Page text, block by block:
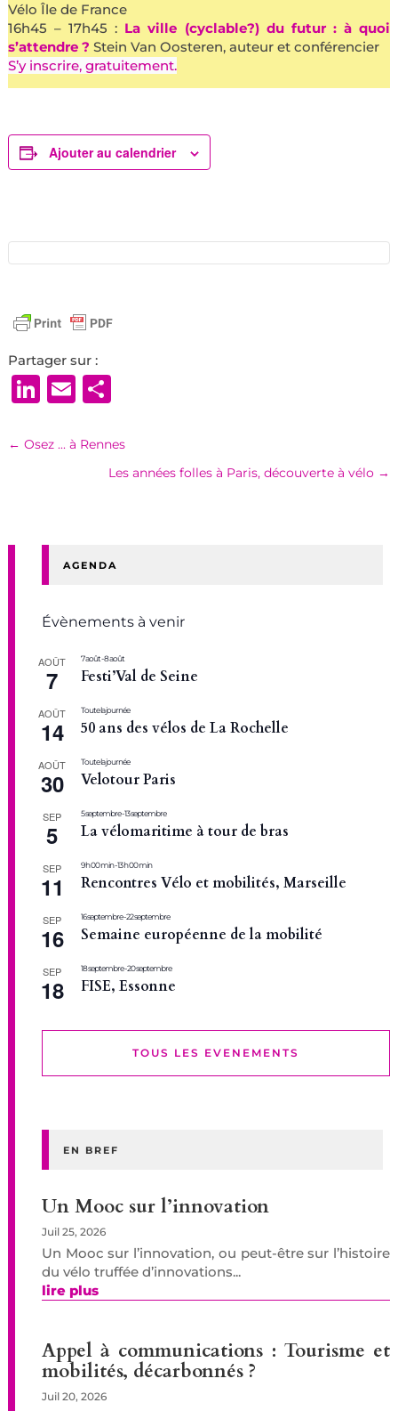
Vélo Île de France
16h45 – 17h45 : La ville (cyclable?) du futur : à quoi
s’attendre ? Stein Van Oosteren, auteur et conférencier
S’y inscrire, gratuitement.
Ajouter au calendrier
Partager sur :
LinkedIn
EmailPartager
← Osez ... à Rennes
Les années folles à Paris, découverte à vélo →
AGENDA
Évènements à venir
AOÛT
7
7 août-8 août
Festi’Val de Seine
AOÛT
14
Toute la journée
50 ans des vélos de La Rochelle
AOÛT
30
Toute la journée
Velotour Paris
SEP
5
5 septembre-13 septembre
La vélomaritime à tour de bras
SEP
11
9 h 00 min-13 h 00 min
Rencontres Vélo et mobilités, Marseille
SEP
16
16 septembre-22 septembre
Semaine européenne de la mobilité
SEP
18
18 septembre-20 septembre
FISE, Essonne
TOUS LES EVENEMENTS
EN BREF
Un Mooc sur l’innovation
Juil 25, 2026
Un Mooc sur l’innovation, ou peut-être sur l’histoire
du vélo truffée d’innovations...
lire plus
Appel à communications : Tourisme et
mobilités, décarbonnés ?
Juil 20, 2026